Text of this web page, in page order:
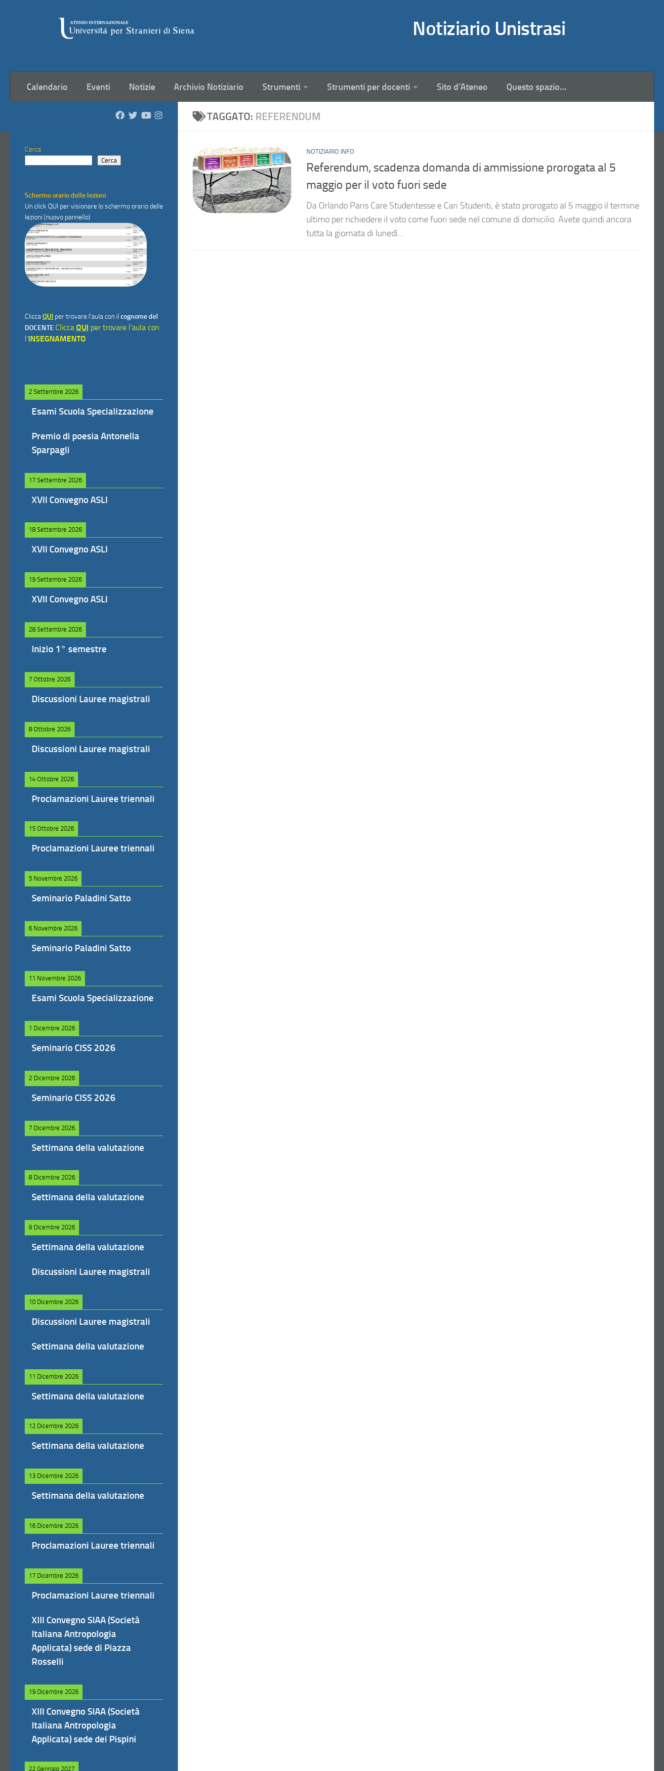
Notiziario Unistrasi
Calendario Eventi Notizie Archivio Notiziario Strumenti Strumenti per docenti Sito d’Ateneo Questo spazio…
TAGGATO: REFERENDUM
NOTIZIARIO INFO
Referendum, scadenza domanda di ammissione prorogata al 5
maggio per il voto fuori sede
Da Orlando Paris Care Studentesse e Cari Studenti, è stato prorogato al 5 maggio il termine
ultimo per richiedere il voto come fuori sede nel comune di domicilio. Avete quindi ancora
tutta la giornata di lunedì...
Cerca
Cerca
Schermo orario delle lezioni
Un click QUI per visionare lo schermo orario delle
lezioni (nuovo pannello)
CliccaQUI per trovare l'aula con il cognome del
DOCENTE Clicca QUI per trovare l'aula con
l'INSEGNAMENTO
2 Settembre 2026
Esami Scuola Specializzazione
Premio di poesia Antonella
Sparpagli
17 Settembre 2026
XVII Convegno ASLI
18 Settembre 2026
XVII Convegno ASLI
19 Settembre 2026
XVII Convegno ASLI
28 Settembre 2026
Inizio 1° semestre
7 Ottobre 2026
Discussioni Lauree magistrali
8 Ottobre 2026
Discussioni Lauree magistrali
14 Ottobre 2026
Proclamazioni Lauree triennali
15 Ottobre 2026
Proclamazioni Lauree triennali
5 Novembre 2026
Seminario Paladini Satto
6 Novembre 2026
Seminario Paladini Satto
11 Novembre 2026
Esami Scuola Specializzazione
1 Dicembre 2026
Seminario CISS 2026
2 Dicembre 2026
Seminario CISS 2026
7 Dicembre 2026
Settimana della valutazione
8 Dicembre 2026
Settimana della valutazione
9 Dicembre 2026
Settimana della valutazione
Discussioni Lauree magistrali
10 Dicembre 2026
Discussioni Lauree magistrali
Settimana della valutazione
11 Dicembre 2026
Settimana della valutazione
12 Dicembre 2026
Settimana della valutazione
13 Dicembre 2026
Settimana della valutazione
16 Dicembre 2026
Proclamazioni Lauree triennali
17 Dicembre 2026
Proclamazioni Lauree triennali
XIII Convegno SIAA (Società
Italiana Antropologia
Applicata) sede di Piazza
Rosselli
19 Dicembre 2026
XIII Convegno SIAA (Società
Italiana Antropologia
Applicata) sede dei Pispini
22 Gennaio 2027